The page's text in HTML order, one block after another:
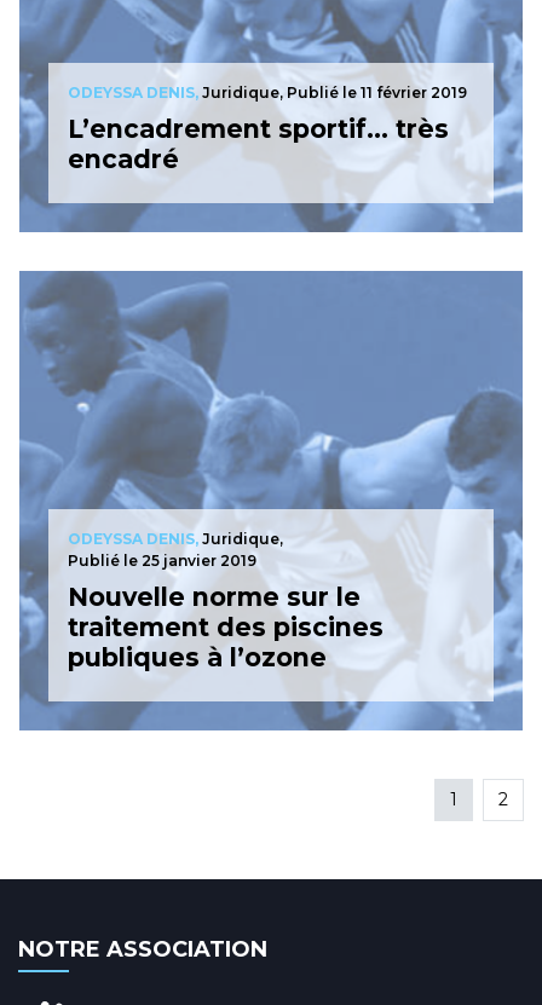
ODEYSSA DENIS, Juridique, Publié le 11 février 2019
L’encadrement sportif… très
encadré
ODEYSSA DENIS, Juridique,
Publié le 25 janvier 2019
Nouvelle norme sur le
traitement des piscines
publiques à l’ozone
1 2
NOTRE ASSOCIATION